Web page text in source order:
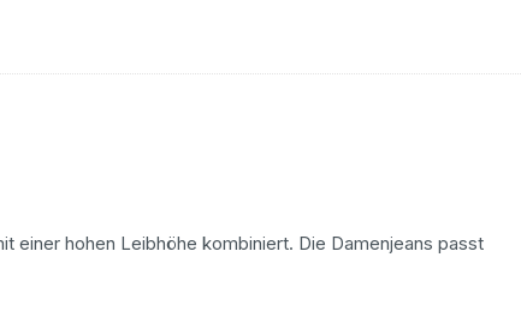
einer hohen Leibhöhe kombiniert. Die Damenjeans passt